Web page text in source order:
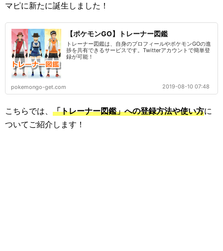
マピに新たに誕生しました！
【ポケモンGO】トレーナー図鑑
トレーナー図鑑は、自身のプロフィールやポケモンGOの進
捗を共有できるサービスです。Twitterアカウントで簡単登
録が可能！
pokemongo-get.com 2019-08-10 07:48
こちらでは、 「トレーナー図鑑」への登録方法や使い方に
ついてご紹介します！